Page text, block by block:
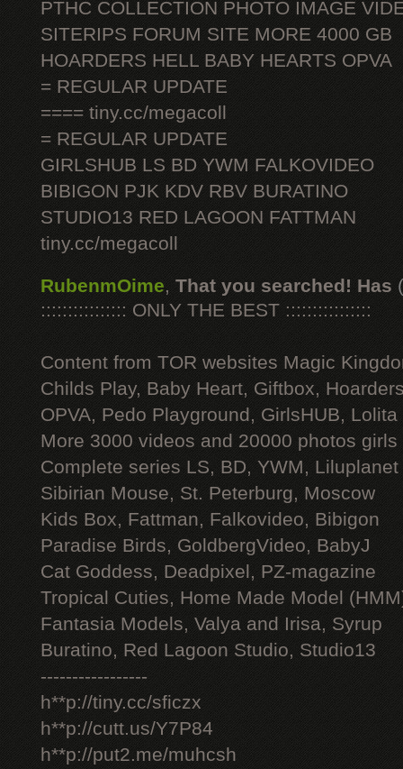
PTHC COLLECTION PHOTO IMAGE
SITERIPS FORUM SITE MORE 4000 GB
HOARDERS HELL BABY HEARTS OPVA
= REGULAR UPDATE
==== tiny.cc/megacoll
= REGULAR UPDATE
GIRLSHUB LS BD YWM FALKOVIDEO
BIBIGON PJK KDV RBV BURATINO
STUDIO13 RED LAGOON FATTMAN
tiny.cc/megacoll
RubenmOime, That you searched! Has
:::::::::::::::: ONLY THE BEST ::::::::::::::::
Content from TOR websites Magic
Childs Play, Baby Heart, Giftbox,
OPVA, Pedo Playground, GirlsHUB, Lolita
More 3000 videos and 20000 photos
Complete series LS, BD, YWM, Liluplanet
Sibirian Mouse, St. Peterburg, Moscow
Kids Box, Fattman, Falkovideo, Bibigon
Paradise Birds, GoldbergVideo, BabyJ
Cat Goddess, Deadpixel, PZ-magazine
Tropical Cuties, Home Made Model
Fantasia Models, Valya and Irisa, Syrup
Buratino, Red Lagoon Studio, Studio13
-----------------
h**p://tiny.cc/sficzx
h**p://cutt.us/Y7P84
h**p://put2.me/muhcsh